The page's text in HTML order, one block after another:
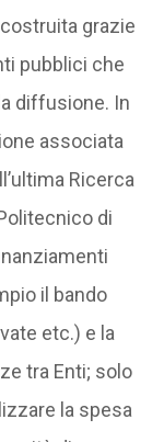
grazie
pubblici che
diffusione. In
associata
Ricerca
di
il bando
etc.) e la
tra Enti; solo
la spesa